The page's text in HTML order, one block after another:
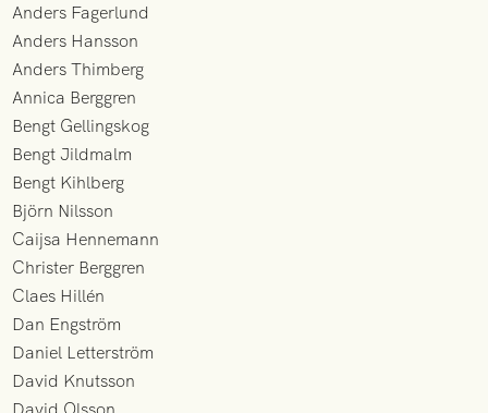
Anders Fagerlund
Anders Hansson
Anders Thimberg
Annica Berggren
Bengt Gellingskog
Bengt Jildmalm
Bengt Kihlberg
Björn Nilsson
Caijsa Hennemann
Christer Berggren
Claes Hillén
Dan Engström
Daniel Letterström
David Knutsson